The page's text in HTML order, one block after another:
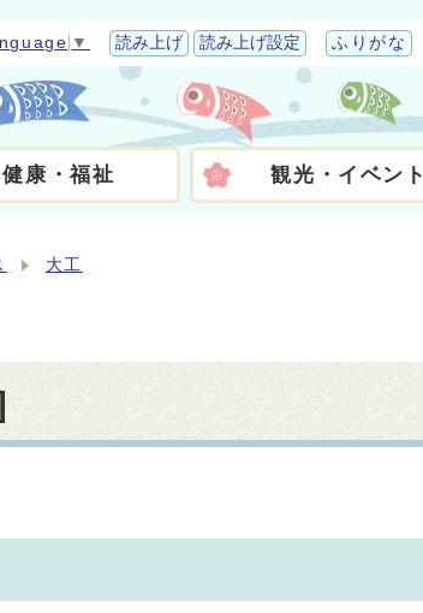
▼ 読み上げ 読み上げ設定 ふりがな
健康・福祉 観光・イベント
大工